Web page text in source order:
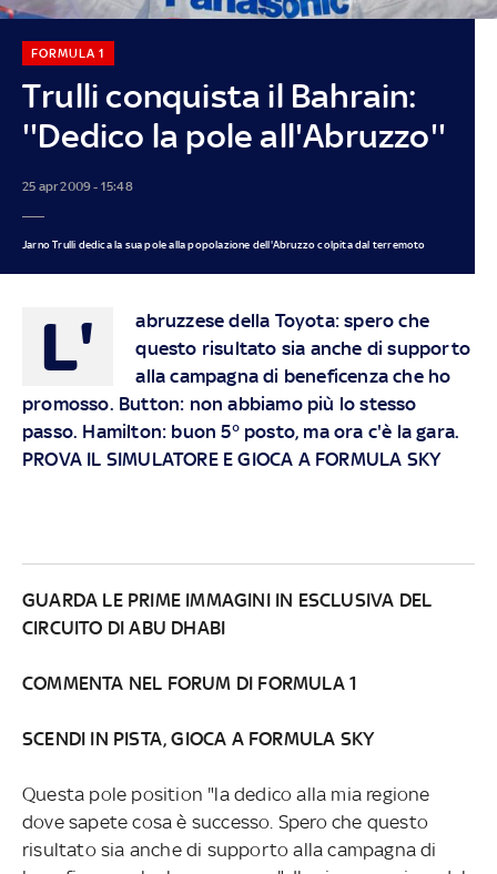
Trulli conquista il Bahrain:
''Dedico la pole all'Abruzzo''
FORMULA 1
25 apr 2009 - 15:48
Jarno Trulli dedica la sua pole alla popolazione dell'Abruzzo colpita dal terremoto
L'
abruzzese della Toyota: spero che
questo risultato sia anche di supporto
alla campagna di beneficenza che ho
promosso. Button: non abbiamo più lo stesso
passo. Hamilton: buon 5° posto, ma ora c'è la gara.
PROVA IL SIMULATORE E GIOCA A FORMULA SKY
GUARDA LE PRIME IMMAGINI IN ESCLUSIVA DEL
CIRCUITO DI ABU DHABI
COMMENTA NEL FORUM DI FORMULA 1
SCENDI IN PISTA, GIOCA A FORMULA SKY
Questa pole position "la dedico alla mia regione
dove sapete cosa è successo. Spero che questo
risultato sia anche di supporto alla campagna di